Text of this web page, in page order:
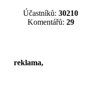
Účastníků: 30210
Komentářů: 29
reklama,